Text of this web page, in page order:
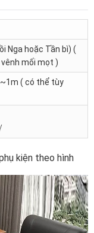
Nga hoặc Tần bì) (
mối mọt )
( có thể tùy
kiện theo hình